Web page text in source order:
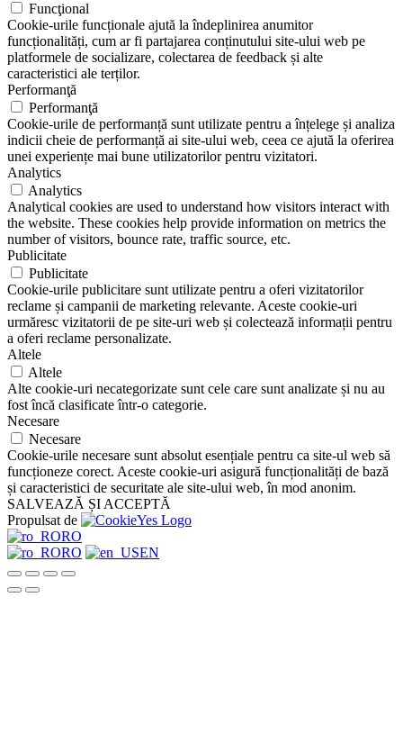
Funcţional
Cookie-urile funcționale ajută la îndeplinirea anumitor
funcționalități, cum ar fi partajarea conținutului site-ului web pe
platformele de socializare, colectarea de feedback și alte
caracteristici ale terților.
Performanţă
Performanţă
Cookie-urile de performanță sunt utilizate pentru a înțelege și analiza
indicii cheie de performanță ai site-ului web, ceea ce ajută la oferirea
unei experiențe mai bune utilizatorilor pentru vizitatori.
Analytics
Analytics
Analytical cookies are used to understand how visitors interact with
the website. These cookies help provide information on metrics the
number of visitors, bounce rate, traffic source, etc.
Publicitate
Publicitate
Cookie-urile publicitare sunt utilizate pentru a oferi vizitatorilor
reclame și campanii de marketing relevante. Aceste cookie-uri
urmăresc vizitatorii de pe site-uri web și colectează informații pentru
a oferi reclame personalizate.
Altele
Altele
Alte cookie-uri necategorizate sunt cele care sunt analizate și nu au
fost încă clasificate într-o categorie.
Necesare
Necesare
Cookie-urile necesare sunt absolut esențiale pentru ca site-ul web să
funcționeze corect. Aceste cookie-uri asigură funcționalități de bază
și caracteristici de securitate ale site-ului web, în mod anonim.
SALVEAZĂ ȘI ACCEPTĂ
Propulsat de
RO
RO
EN